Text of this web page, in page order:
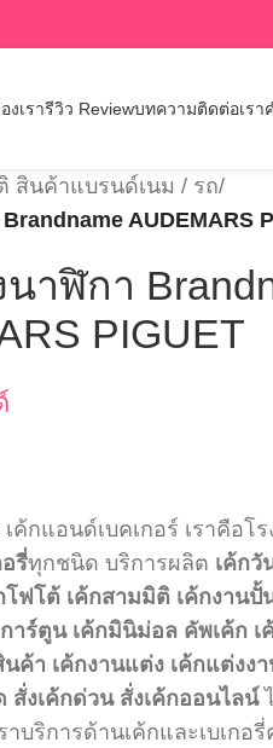
งเรารีวิว Reviewบทความติดต่อเรา
สินค้าแบรนด์เนม / รถ/
AUDEMARS
าฬิกา
PIGUET
เค้กแอนด์เบคเกอร์ เราคือโร
รี่ทุกชนิด บริการผลิต เค้กวั
โฟโต้ เค้กสามมิติ เค้กงานปั้
าร์ตูน เค้กมินิม่อล คัพเค้ก เ
นค้า เค้กงานแต่ง เค้กแต่งง
สั่งเค้กด่วน สั่งเค้กออนไลน์
าบริการด้านเค้กและเบเกอ